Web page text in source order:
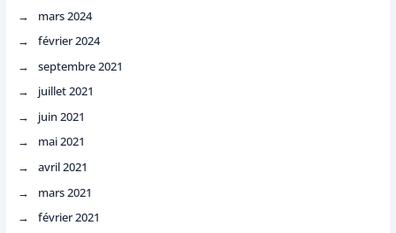
mars 2024
février 2024
septembre 2021
juillet 2021
juin 2021
mai 2021
avril 2021
mars 2021
février 2021